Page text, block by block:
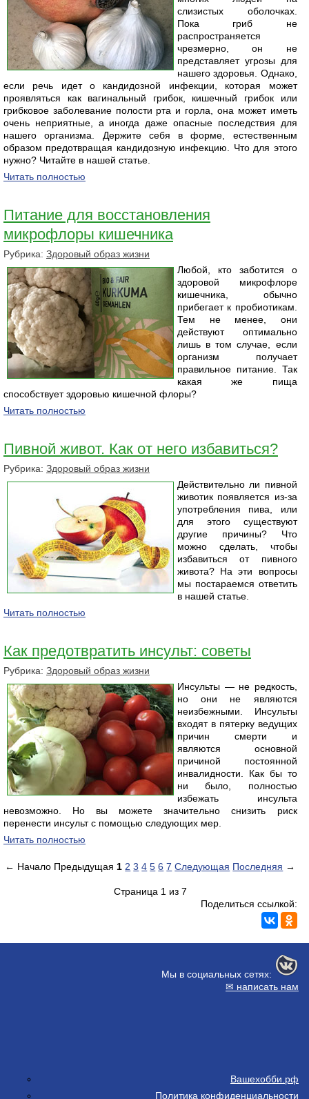
слизистых оболочках.
Пока гриб не
распространяется
чрезмерно, он не
представляет угрозы для
нашего здоровья. Однако,
если речь идет о кандидозной инфекции, которая может
проявляться как вагинальный грибок, кишечный грибок или
грибковое заболевание полости рта и горла, она может иметь
очень неприятные, а иногда даже опасные последствия для
нашего организма. Держите себя в форме, естественным
образом предотвращая кандидозную инфекцию. Что для этого
нужно? Читайте в нашей статье.
Читать полностью
Питание для восстановления
микрофлоры кишечника
Рубрика: Здоровый образ жизни
Любой, кто заботится о
здоровой микрофлоре
кишечника, обычно
прибегает к пробиотикам.
Тем не менее, они
действуют оптимально
лишь в том случае, если
организм получает
правильное питание. Так
какая же пища
способствует здоровью кишечной флоры?
Читать полностью
Пивной живот. Как от него избавиться?
Рубрика: Здоровый образ жизни
Действительно ли пивной
животик появляется из-за
употребления пива, или
для этого существуют
другие причины? Что
можно сделать, чтобы
избавиться от пивного
живота? На эти вопросы
мы постараемся ответить
в нашей статье.
Читать полностью
Как предотвратить инсульт: советы
Рубрика: Здоровый образ жизни
Инсульты — не редкость,
но они не являются
неизбежными. Инсульты
входят в пятерку ведущих
причин смерти и
являются основной
причиной постоянной
инвалидности. Как бы то
ни было, полностью
избежать инсульта
невозможно. Но вы можете значительно снизить риск
перенести инсульт с помощью следующих мер.
Читать полностью
← Начало Предыдущая 1 2 3 4 5 6 7 Следующая Последняя →
Страница 1 из 7
Поделиться ссылкой:
Мы в социальных сетях:
✉ написать нам
Вашехобби.рф
Политика конфиденциальности